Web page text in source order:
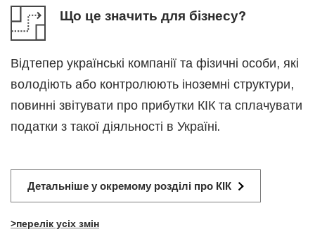
Що це значить для бізнесу?
Відтепер українські компанії та фізичні особи, які
володіють або контролюють іноземні структури,
повинні звітувати про прибутки КІК та сплачувати
податки з такої діяльності в Україні.
Детальніше у окремому розділі про КІК
>перелік усіх змін